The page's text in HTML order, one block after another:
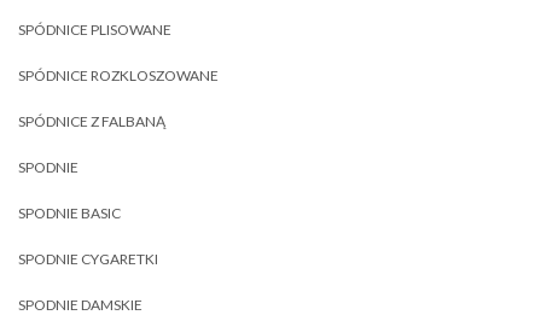
SPÓDNICE PLISOWANE
SPÓDNICE ROZKLOSZOWANE
SPÓDNICE Z FALBANĄ
SPODNIE
SPODNIE BASIC
SPODNIE CYGARETKI
SPODNIE DAMSKIE